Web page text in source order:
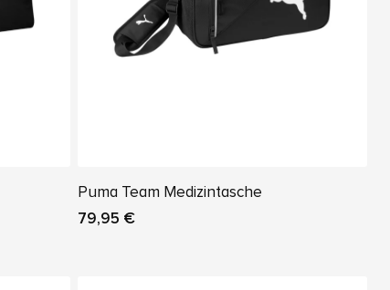
Puma Team Medizintasche
79,95 €